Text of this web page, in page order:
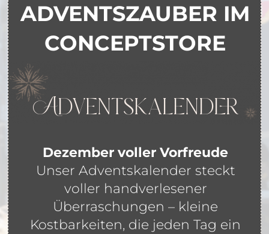
ADVENTSZAUBER IM
CONCEPTSTORE
Adventskalender
Dezember voller Vorfreude
Unser Adventskalender steckt
voller handverlesener
Überraschungen – kleine
Kostbarkeiten, die jeden Tag ein